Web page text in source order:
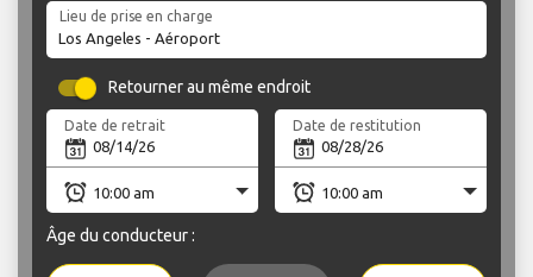
Lieu de prise en charge
Retourner au même endroit
Date de retrait Date de restitution
Âge du conducteur :